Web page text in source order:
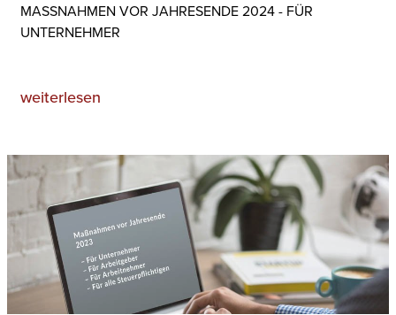
MASSNAHMEN VOR JAHRESENDE 2024 - FÜR U
NTERNEHMER
weiterlesen